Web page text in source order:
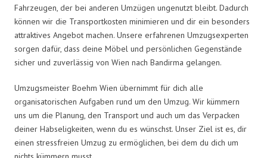
Fahrzeugen, der bei anderen Umzügen ungenutzt bleibt. Dadurch
können wir die Transportkosten minimieren und dir ein besonders
attraktives Angebot machen. Unsere erfahrenen Umzugsexperten
sorgen dafür, dass deine Möbel und persönlichen Gegenstände
sicher und zuverlässig von Wien nach Bandirma gelangen.
Umzugsmeister Boehm Wien übernimmt für dich alle
organisatorischen Aufgaben rund um den Umzug. Wir kümmern
uns um die Planung, den Transport und auch um das Verpacken
deiner Habseligkeiten, wenn du es wünschst. Unser Ziel ist es, dir
einen stressfreien Umzug zu ermöglichen, bei dem du dich um